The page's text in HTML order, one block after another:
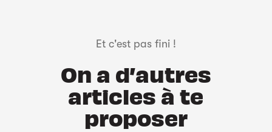
Et c'est pas fini !
On a d’autres
articles à te
proposer